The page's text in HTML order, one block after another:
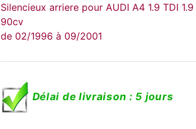
Silencieux arriere pour AUDI A4 1.9 TDI
90cv
de 02/1996 à 09/2001
Délai de livraison : 5 jours